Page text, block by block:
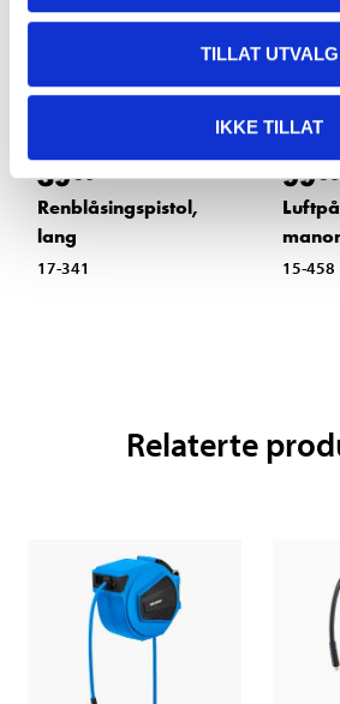
TILLAT UTVALG
IKKE TILLAT
3990
Renblåsingspistol,
lang
17-341
9990
15-458
Relaterte